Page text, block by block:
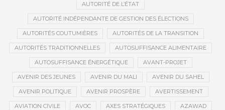
AUTORITÉ DE L’ÉTAT
AUTORITÉ INDÉPENDANTE DE GESTION DES ÉLECTIONS
AUTORITÉS COUTUMIÈRES AUTORITÉS DE LA TRANSITION
AUTORITÉS TRADITIONNELLES AUTOSUFFISANCE ALIMENTAIRE
AUTOSUFFISANCE ÉNERGÉTIQUE AVANT-PROJET
AVENIR DES JEUNES AVENIR DU MALI AVENIR DU SAHEL
AVENIR POLITIQUE AVENIR PROSPÈRE AVERTISSEMENT
AVIATION CIVILE AVOC AXES STRATÉGIQUES AZAWAD